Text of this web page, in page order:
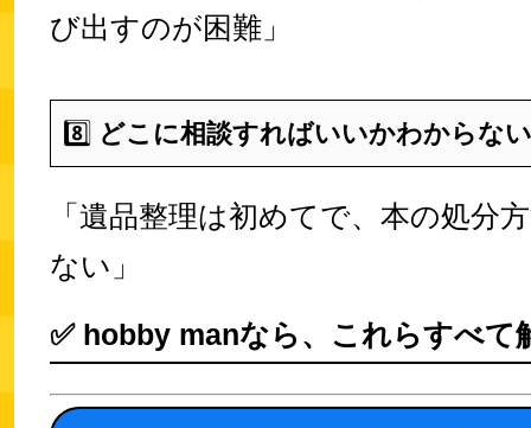
び出すのが困難」
8️⃣ どこに相談すればいいかわからない
「遺品整理は初めてで、本の処分
ない」
✅ hobby manなら、これらすべて